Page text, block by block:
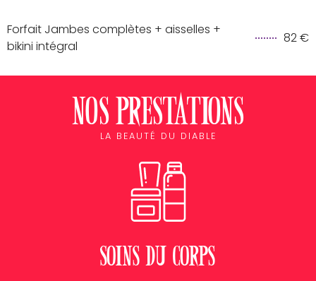
Forfait Jambes complètes + aisselles +
bikini intégral
82 €
Nos prestations
LA BEAUTÉ DU DIABLE
Soins du corps